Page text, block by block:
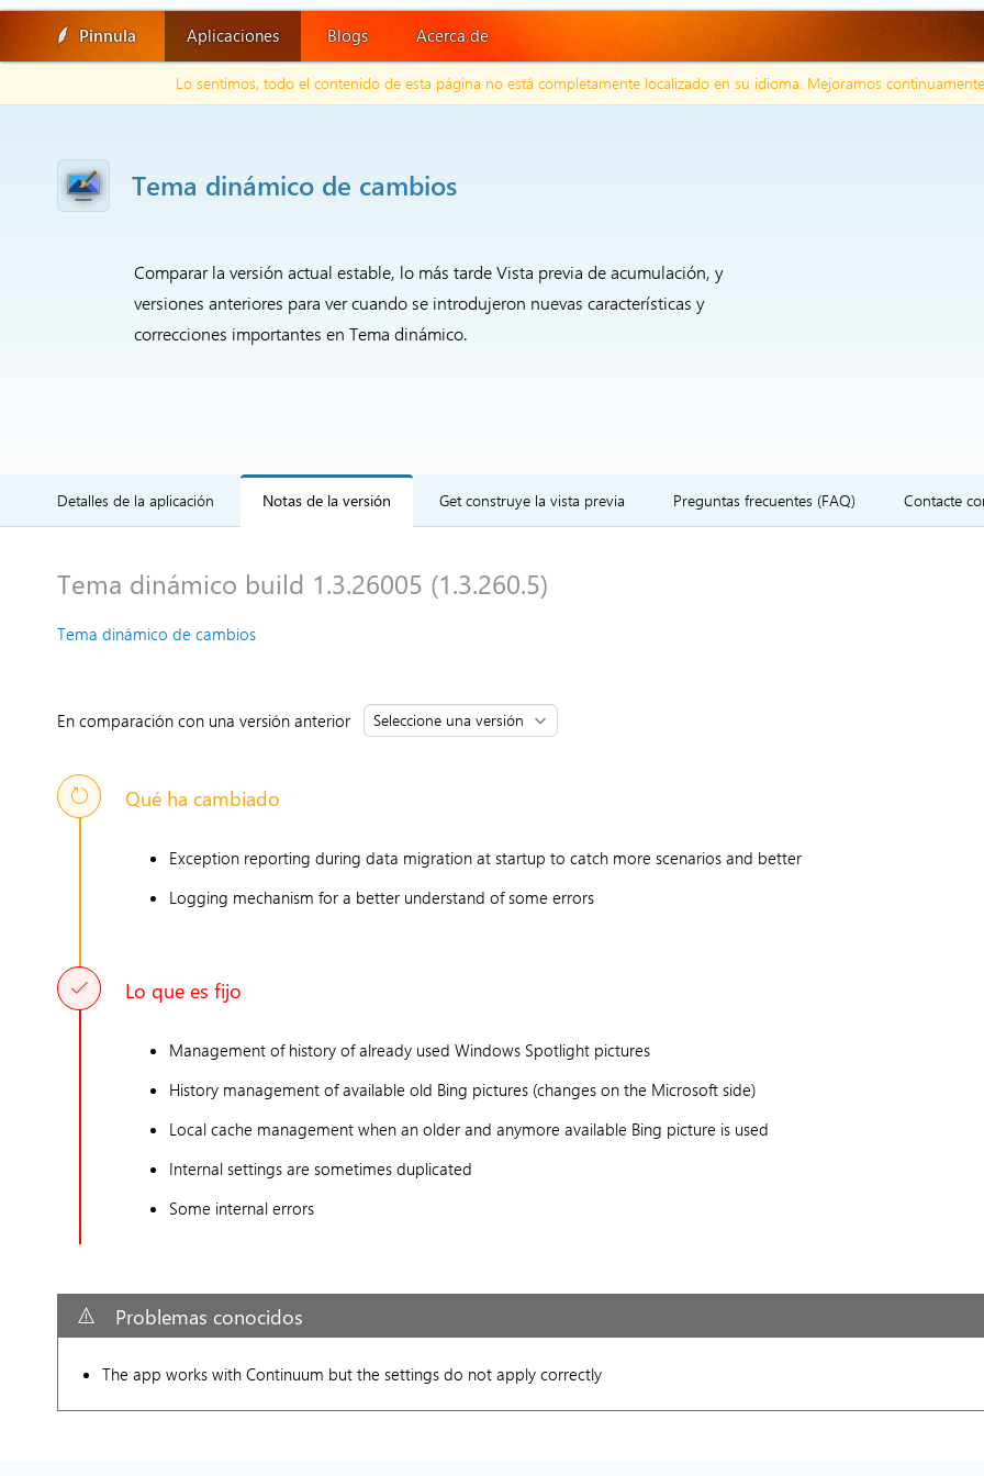
Pinnula Aplicaciones Blogs Acerca de
Lo sentimos, todo el contenido de esta página no está completamente localizado en su idioma. Mejoramos
Tema dinámico de cambios
Comparar la versión actual estable, lo más tarde Vista previa de acumulación, y
versiones anteriores para ver cuando se introdujeron nuevas características y
correcciones importantes en Tema dinámico.
Detalles de la aplicación Notas de la versión Get construye la vista previa Preguntas frecuentes (FAQ) Contacte
Tema dinámico build 1.3.26005 (1.3.260.5)
Tema dinámico de cambios
En comparación con una versión anterior
Qué ha cambiado
Exception reporting during data migration at startup to catch more scenarios and better
Logging mechanism for a better understand of some errors
Lo que es fijo
Management of history of already used Windows Spotlight pictures
History management of available old Bing pictures (changes on the Microsoft side)
Local cache management when an older and anymore available Bing picture is used
Internal settings are sometimes duplicated
Some internal errors
Problemas conocidos
The app works with Continuum but the settings do not apply correctly